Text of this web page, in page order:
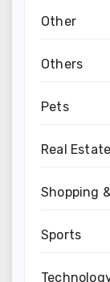
Other
Others
Pets
Real Estate
Shopping
Sports